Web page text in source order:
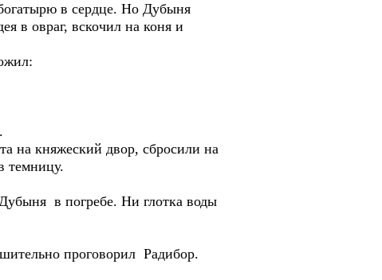
в сердце. Но Дубыня
в овраг, вскочил на коня и
на княжеский двор, сбросили на
темницу.
в погребе. Ни глотка воды
проговорил Радибор.